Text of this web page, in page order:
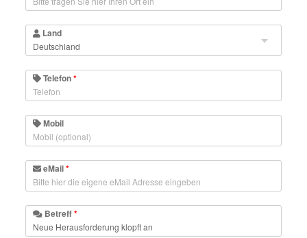
Land
Telefon*
Mobil
eMail*
Betreff*